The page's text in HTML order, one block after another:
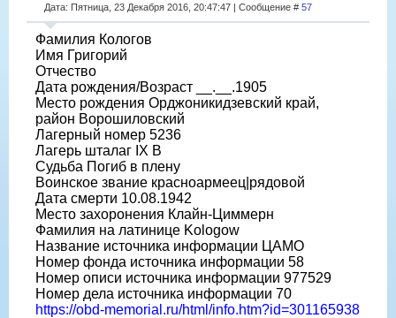
Дата: Пятница, 23 Декабря 2016, 20:47:47 | Сообщение # 57
Фамилия Кологов
Имя Григорий
Отчество
Дата рождения/Возраст __.__.1905
Место рождения Орджоникидзевский край,
район Ворошиловский
Лагерный номер 5236
Лагерь шталаг IX B
Судьба Погиб в плену
Воинское звание красноармеец|рядовой
Дата смерти 10.08.1942
Место захоронения Клайн-Циммерн
Фамилия на латинице Kologow
Название источника информации ЦАМО
Номер фонда источника информации 58
Номер описи источника информации 977529
Номер дела источника информации 70
https://obd-memorial.ru/html/info.htm?id=301165938